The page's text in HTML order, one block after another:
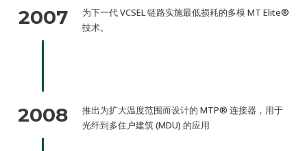
2007
为下一代 VCSEL 链路实施最低损耗的多模 MT Elite®
技术。
2008
推出为扩大温度范围而设计的 MTP® 连接器，用于
光纤到多住户建筑 (MDU) 的应用